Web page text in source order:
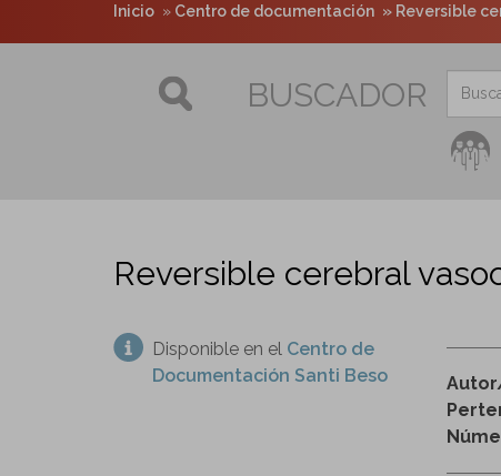
Inicio Centro de documentación Reversible
BUSCADOR
Reversible cerebral
Disponible en el Centro de
Documentación Santi Beso